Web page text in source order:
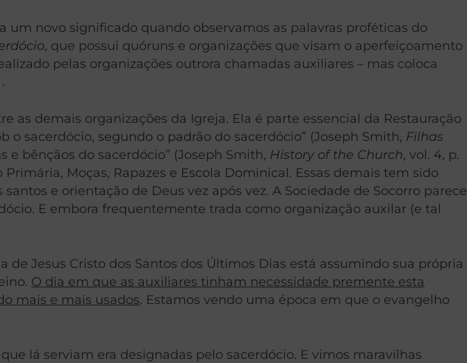
um novo significado quando observamos as palavras proféticas do
, que possui quóruns e organizações que visam o aperfeiçoamento
pelas organizações outrora chamadas auxiliares – mas coloca
as demais organizações da Igreja. Ela é parte essencial da Restauração
sacerdócio, segundo o padrão do sacerdócio” (Joseph Smith, Filhas
e bênçãos do sacerdócio” (Joseph Smith, History of the Church, vol. 4, p.
Moças, Rapazes e Escola Dominical. Essas demais tem sido
e orientação de Deus vez após vez. A Sociedade de Socorro parece
E embora frequentemente trada como organização auxilar (e tal
Jesus Cristo dos Santos dos Últimos Dias está assumindo sua própria
O dia em que as auxiliares tinham necessidade premente esta
mais e mais usados. Estamos vendo uma época em que o evangelho
lá serviam era designadas pelo sacerdócio. E vimos maravilhas